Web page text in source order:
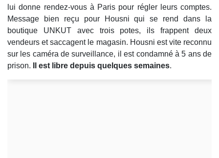
lui donne rendez-vous à Paris pour régler leurs comptes.
Message bien reçu pour Housni qui se rend dans la
boutique UNKUT avec trois potes, ils frappent deux
vendeurs et saccagent le magasin. Housni est vite reconnu
sur les caméra de surveillance, il est condamné à 5 ans de
prison.
Il est libre depuis quelques semaines.